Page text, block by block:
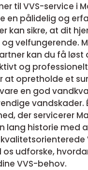
til VVS-service i
en pålidelig og
kan sikre, at dit
velfungerende.
kan du få løst
og
at opretholde et
en god
vandskader.
der servicerer
lang historie med
os udforske,
VVS-behov.